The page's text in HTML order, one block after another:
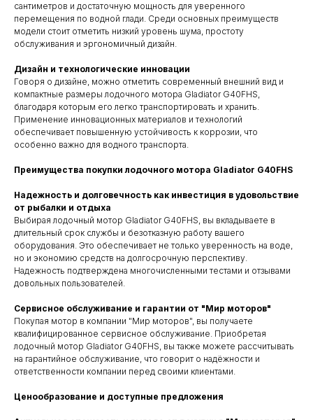
сантиметров и достаточную мощность для уверенного
перемещения по водной глади. Среди основных преимуществ
модели стоит отметить низкий уровень шума, простоту
обслуживания и эргономичный дизайн.
Дизайн и технологические инновации
Говоря о дизайне, можно отметить современный внешний вид и
компактные размеры лодочного мотора Gladiator G40FHS,
благодаря которым его легко транспортировать и хранить.
Применение инновационных материалов и технологий
обеспечивает повышенную устойчивость к коррозии, что
особенно важно для водного транспорта.
Преимущества покупки лодочного мотора Gladiator G40FHS
Надежность и долговечность как инвестиция в удовольствие
от рыбалки и отдыха
Выбирая лодочный мотор Gladiator G40FHS, вы вкладываете в
длительный срок службы и безотказную работу вашего
оборудования. Это обеспечивает не только уверенность на воде,
но и экономию средств на долгосрочную перспективу.
Надежность подтверждена многочисленными тестами и отзывами
довольных пользователей.
Сервисное обслуживание и гарантии от "Мир моторов"
Покупая мотор в компании "Мир моторов", вы получаете
квалифицированное сервисное обслуживание. Приобретая
лодочный мотор Gladiator G40FHS, вы также можете рассчитывать
на гарантийное обслуживание, что говорит о надёжности и
ответственности компании перед своими клиентами.
Ценообразование и доступные предложения